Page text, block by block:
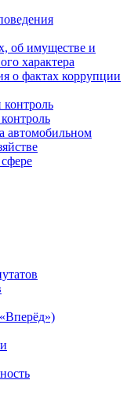
об имуществе и
характера
о фактах коррупции
автомобильном